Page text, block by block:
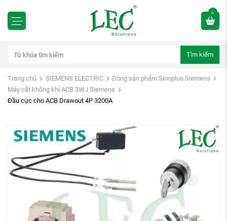
0
Tìm kiếm
Trang chủ SIEMENS ELECTRIC
Dòng sản phẩm Sinoplus Siemens
Máy cắt không khí ACB 3WJ Siemens
Đầu cực cho ACB Drawout 4P 3200A